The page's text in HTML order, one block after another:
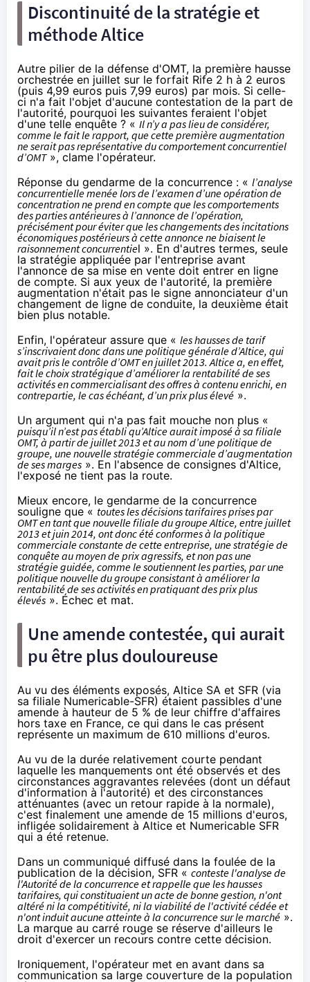
Discontinuité de la stratégie et
méthode Altice
Autre pilier de la défense d'OMT, la première hausse
orchestrée en juillet sur le forfait Rife 2 h à 2 euros
(puis 4,99 euros puis 7,99 euros) par mois. Si celle-
ci n'a fait l'objet d'aucune contestation de la part de
l'autorité, pourquoi les suivantes feraient l'objet
d'une telle enquête ? « Il n’y a pas lieu de considérer,
comme le fait le rapport, que cette première augmentation
ne serait pas représentative du comportement concurrentiel
d’OMT», clame l'opérateur.
Réponse du gendarme de la concurrence : « l’analyse
concurrentielle menée lors de l’examen d’une opération de
concentrationne prend en compte que les comportements
des parties antérieures à l’annonce de l’opération,
précisément pour éviter que les changements des incitations
économiques postérieurs à cette annonce ne biaisent le
raisonnement concurrentiel ». En d'autres termes, seule
la stratégie appliquée par l'entreprise avant
l'annonce de sa mise en vente doit entrer en ligne
de compte. Si aux yeux de l'autorité, la première
augmentation n'était pas le signe annonciateur d'un
changement de ligne de conduite, la deuxième était
bien plus notable.
Enfin, l'opérateur assure que « les hausses de tarif
s’inscrivaient donc dans une politique générale d’Altice, qui
avait pris le contrôle d’OMT en juillet 2013. Altice a, en effet,
fait le choix stratégique d’améliorer la rentabilité de ses
activités en commercialisant des offres à contenu enrichi, en
contrepartie, le cas échéant, d’un prix plus élevé ».
Un argument qui n'a pas fait mouche non plus «
puisqu’il n’est pas établi qu’Altice aurait imposé à sa filiale
OMT, à partir de juillet 2013 et au nom d’une politique de
groupe, une nouvelle stratégie commerciale d’augmentation
de ses marges ». En l'absence de consignes d'Altice,
l'exposé ne tient pas la route.
Mieux encore, le gendarme de la concurrence
souligne que « toutes les décisions tarifaires prises par
OMT en tant que nouvelle filiale du groupe Altice, entre juillet
2013 et juin 2014, ont donc été conformes à la politique
commerciale constante de cette entreprise, une stratégie de
conquête au moyen de prix agressifs, et non pas une
stratégie guidée, comme le soutiennent les parties, par une
politique nouvelle du groupe consistant à améliorer la
rentabilité de ses activités en pratiquant des prix plus
élevés ». Échec et mat.
Une amende contestée, qui aurait
pu être plus douloureuse
Au vu des éléments exposés, Altice SA et SFR (via
sa filiale Numericable-SFR) étaient passibles d'une
amende à hauteur de 5 % de leur chiffre d'affaires
hors taxe en France, ce qui dans le cas présent
représente un maximum de 610 millions d'euros.
Au vu de la durée relativement courte pendant
laquelle les manquements ont été observés et des
circonstances aggravantes relevées (dont un défaut
d'information à l'autorité) et des circonstances
atténuantes (avec un retour rapide à la normale),
c'est finalement une amende de 15 millions d'euros,
infligée solidairement à Altice et Numericable SFR
qui a été retenue.
Dans un communiqué diffusé dans la foulée de la
publication de la décision, SFR « conteste l'analyse de
l'Autorité de la concurrence et rappelle que les hausses
tarifaires, qui constituaient un acte de bonne gestion, n'ont
altéré ni la compétitivité, ni la viabilité de l'activité cédée et
n'ont induit aucune atteinte à la concurrence sur le marché ».
La marque au carré rouge se réserve d'ailleurs le
droit d'exercer un recours contre cette décision.
Ironiquement, l'opérateur met en avant dans sa
communication sa large couverture de la population